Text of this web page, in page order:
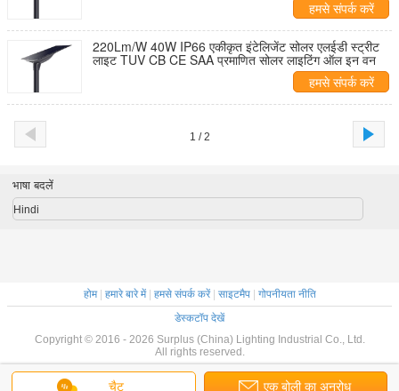
हमसे संपर्क करें
220Lm/W 40W IP66 एकीकृत इंटेलिजेंट सोलर एलईडी स्ट्रीट
लाइट TUV CB CE SAA प्रमाणित सोलर लाइटिंग ऑल इन वन
हमसे संपर्क करें
1 / 2
चैट एक बोली का अनुरोध
भाषा बदलें
Hindi
होम| हमारे बारे में| हमसे संपर्क करें| साइटमैप| गोपनीयता नीति
डेस्कटॉप देखें
Copyright © 2016 - 2026 Surplus (China) Lighting Industrial Co., Ltd.
All rights reserved.